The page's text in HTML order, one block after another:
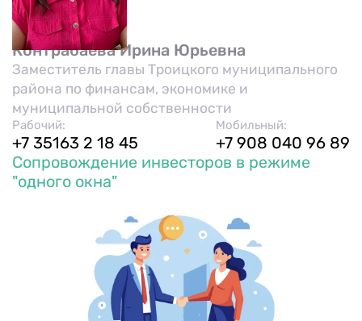
Контрабаева Ирина Юрьевна
Заместитель главы Троицкого муниципального
района по финансам, экономике и
муниципальной собственности
Рабочий:
+7 35163 2 18 45
Мобильный:
+7 908 040 96 89
Сопровождение инвесторов в режиме
"одного окна"